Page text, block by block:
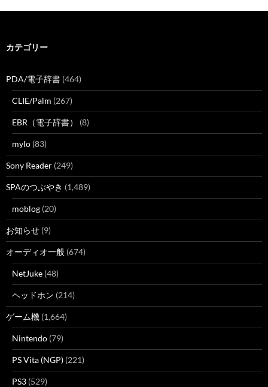
カテゴリー
PDA/電子辞書 (464)
CLIE/Palm (267)
EBR（電子辞書） (8)
mylo (83)
Sony Reader (249)
SPAのつぶやき (1,489)
moblog (20)
お知らせ (9)
オーディオ一般 (674)
NetJuke (48)
ヘッドホン (214)
ゲーム機 (1,664)
Nintendo (79)
PS Vita (NGP) (221)
PS3 (529)